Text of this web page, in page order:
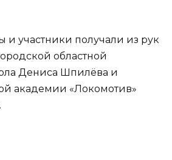
и участники получали из рук
областной
Дениса Шпилёва и
академии «Локомотив»